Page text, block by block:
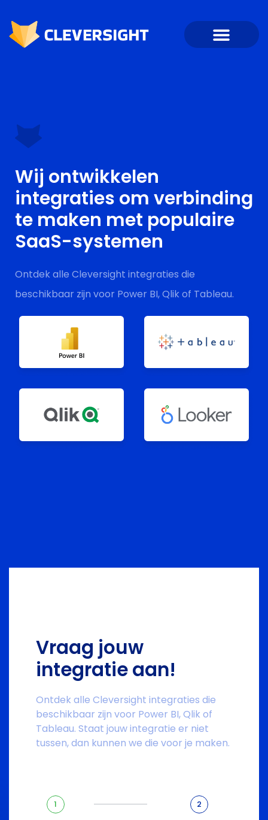
Wij ontwikkelen
integraties om verbinding
te maken met populaire
SaaS-systemen
Ontdek alle Cleversight integraties die
beschikbaar zijn voor Power BI, Qlik of Tableau.
Vraag jouw
integratie aan!
Ontdek alle Cleversight integraties die
beschikbaar zijn voor Power BI, Qlik of
Tableau. Staat jouw integratie er niet
tussen, dan kunnen we die voor je maken.
1 2